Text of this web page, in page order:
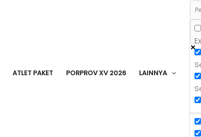
ATLET PAKET PORPROV XV 2026 LAINNYA